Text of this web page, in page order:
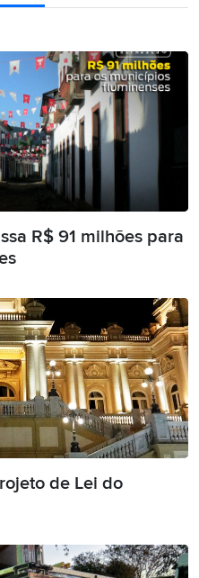
R$ 91 milhões para
de Lei do